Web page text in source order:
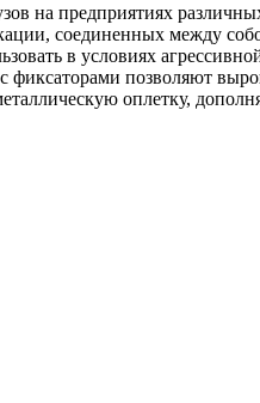
на предприятиях
соединенных между
в условиях
позволяют
оплетку,